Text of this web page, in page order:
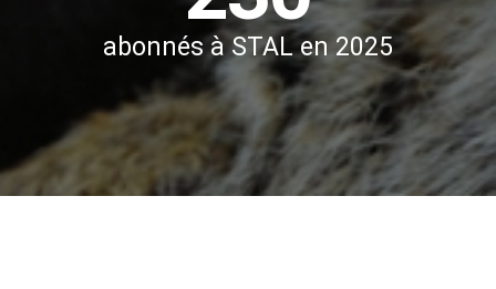
abonnés à STAL en 2025